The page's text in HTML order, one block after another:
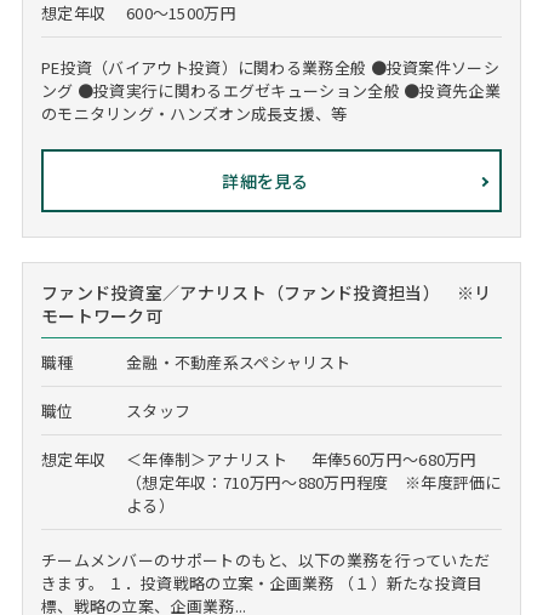
想定年収 600～1500万円
PE投資（バイアウト投資）に関わる業務全般 ●投資案件ソーシ
ング ●投資実行に関わるエグゼキューション全般 ●投資先企業
のモニタリング・ハンズオン成長支援、等
詳細を見る
ファンド投資室／アナリスト（ファンド投資担当） ※リ
モートワーク可
職種 金融・不動産系スペシャリスト
職位 スタッフ
想定年収
＜年俸制＞アナリスト 年俸560万円～680万円
（想定年収：710万円～880万円程度 ※年度評価に
よる）
チームメンバーのサポートのもと、以下の業務を行っていただ
きます。 １．投資戦略の立案・企画業務 （１）新たな投資目
標、戦略の立案、企画業務...